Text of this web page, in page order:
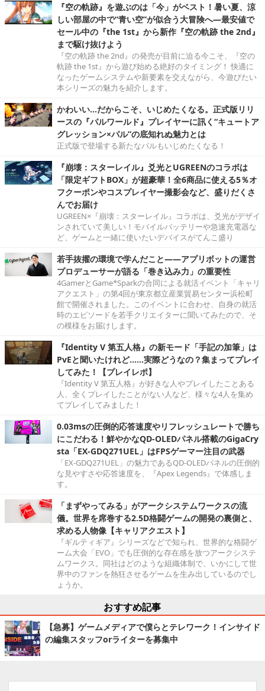
『空の軌跡』を遊ぶのは「今」がベスト！暑い夏、涼
しい部屋の中で“青い空”が似合う大冒険へ―最安値で
セール中の『the 1st』から新作『空の軌跡 the 2nd』
まで駆け抜けよう
『空の軌跡 the 2nd』の発売が目前に迫る今こそ、『空の
軌跡 the 1st』から遊び始める絶好のタイミング！ 快適に
なったゲームシステムや新要素を交えながら、今遊びたい
本シリーズの魅力を紹介します。
かわいい…だからこそ、いじめたくなる。正式版リリ
ースの『パルワールド』プレイヤーに訊く“キュートア
グレッション×パル”の底知れぬ魅力とは
正式版で登場する新たなパルもいじめたくなる！
『崩壊：スターレイル』爻光とUGREENのコラボは
「限定ギフトBOX」が超豪華！全6商品に使える5％オ
フクーポンやコスプレイヤー撮影会など、盛りだくさ
んでお届け
UGREEN×『崩壊：スターレイル』コラボは、爻光がデザイ
ンされていて美しい！モバイルバッテリーや急速充電器な
ど、ゲームと一緒に使いたいデバイスがてんこ盛り
若手抜擢の環境で学んだこと――アプリボットの運営
プロデューサーが語る「巻き込み力」の重要性
4GamerとGame*Sparkの合同による就活イベント「キャリ
アクエスト」の第4回が東京都立産業貿易センター浜松町
館で開催されました。このイベントに合わせ、自身の就活
時のエピソードを若手クリエイターに聞いてみたので、そ
の模様をお届けします。
『Identity V 第五人格』の新モード「手記の加筆」は
PvEと聞いたけれど……実際どうなの？集まってプレイ
してみた！【プレイレポ】
『Identity V 第五人格』が好きな人やプレイしたことある
人、全くプレイしたことがない人など、様々な4人を集め
てプレイしてみました！
0.03msの圧倒的応答速度やリフレッシュレートで勝ち
にこだわる！鮮やかなQD-OLEDパネル搭載のGigaCry
sta「EX-GDQ271UEL」はFPSゲーマー注目の武器
「EX-GDQ271UEL」の魅力であるQD-OLEDパネルの圧倒的
な見やすさや応答速度を、『Apex Legends』で体感しま
す。
「まずやってみる」がアークシステムワークスの流
儀。世界を席巻する2.5D格闘ゲームの開発の裏側と、
求める人物像【キャリアクエスト】
『ギルティギア』シリーズなどで知られ、世界的な格闘ゲ
ーム大会「EVO」でも圧倒的な存在感を放つアークシステ
ムワークス。同社はどのような組織体制で、いかにして世
界中のファンを熱狂させるゲームを生み出しているのでし
ょうか。
おすすめ記事
【急募】ゲームメディアで僕らとテレワーク！インサイド
の編集スタッフorライターを募集中